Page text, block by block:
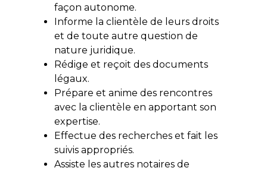
façon autonome.
Informe la clientèle de leurs droits
et de toute autre question de
nature juridique.
Rédige et reçoit des documents
légaux.
Prépare et anime des rencontres
avec la clientèle en apportant son
expertise.
Effectue des recherches et fait les
suivis appropriés.
Assiste les autres notaires de